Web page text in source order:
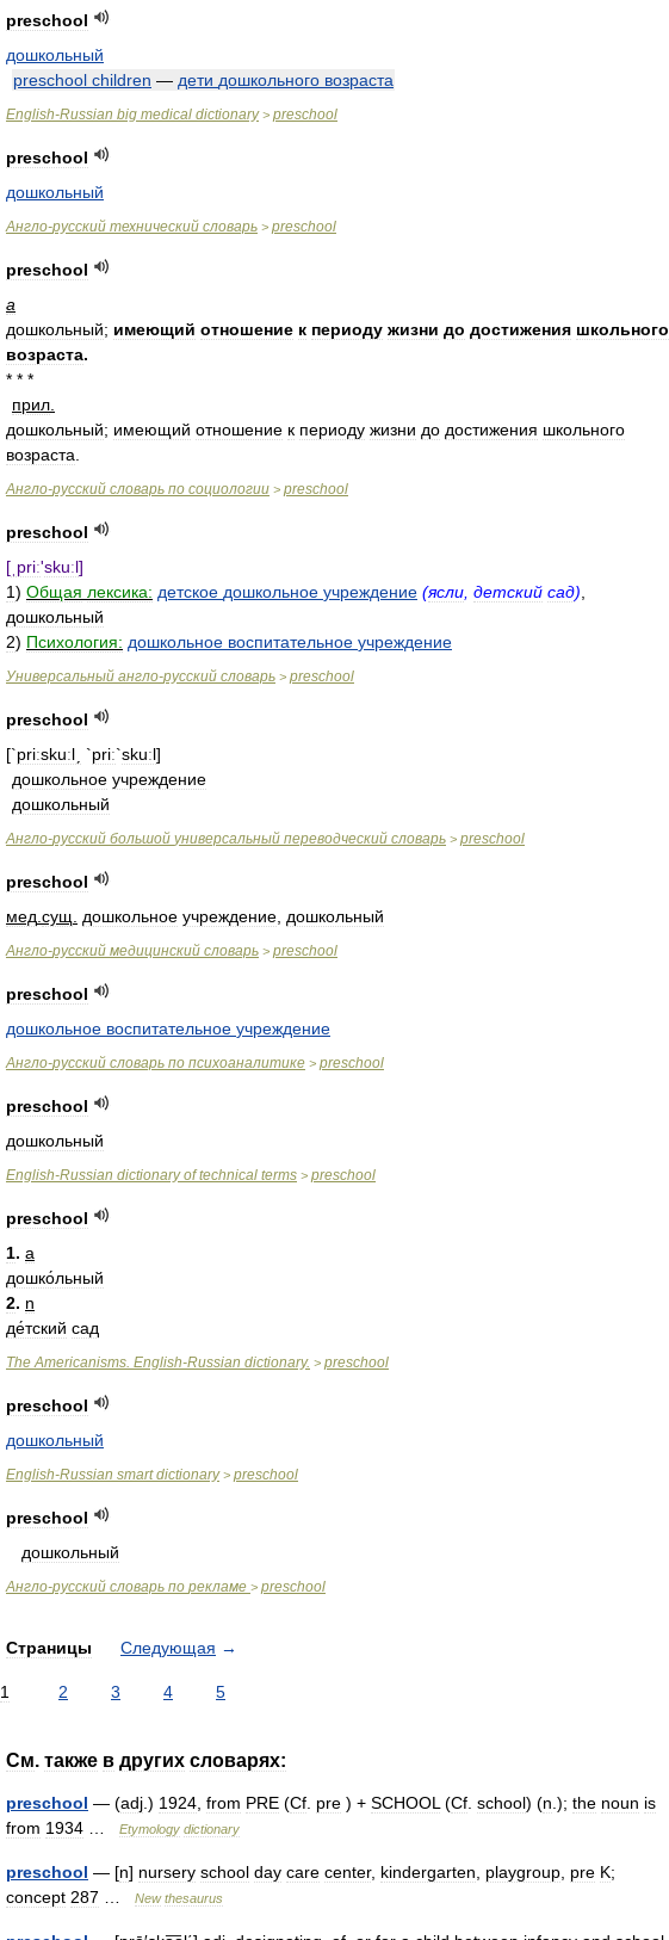
preschool
дошкольный
preschool children — дети дошкольного возраста
English-Russian big medical dictionary> preschool
preschool
дошкольный
Англо-русский технический словарь > preschool
preschool
a
дошкольный; имеющий отношение к периоду жизни до достижения школьного
возраста.
* * *
прил
дошкольный; имеющий отношение к периоду жизни до достижения школьного
возраста
Англо-русский словарь по социологии > preschool
preschool
[ ˌpriː'skuːl]
1) Общая лексика: детское дошкольное учреждение (ясли детский сад)
дошкольный
2) Психология: дошкольное воспитательное учреждение
Универсальный англо-русский словарь > preschool
preschool
[`priːskuːlˏ `priː`skuːl]
дошкольное учреждение
дошкольный
Англо-русский большой универсальный переводческий словарь > preschool
preschool
мед сущ дошкольное учреждение дошкольный
Англо-русский медицинский словарь > preschool
preschool
дошкольное воспитательное учреждение
Англо-русский словарь по психоаналитике > preschool
preschool
дошкольный
English-Russian dictionary of technical terms > preschool
preschool
1. a
дошко́льный
2. n
де́тский сад
The Americanisms. English-Russian dictionary. > preschool
preschool
дошкольный
English-Russian smart dictionary> preschool
preschool
дошкольный
Англо-русский словарь по рекламе > preschool
Страницы Следующая →
1 2 3 4 5
См. также в других словарях:
preschool — (adj .) 1924 from PRE (Cf pre ) + SCHOOL (Cf school) (n .); the noun is
from 1934 Etymology dictionary
preschool — [n] nursery school day care center, kindergarten playgroup pre K;
concept 287 New thesaurus